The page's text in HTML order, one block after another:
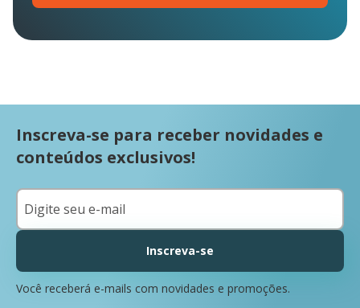
Inscreva-se para receber novidades e
conteúdos exclusivos!
Inscreva-se
Você receberá e-mails com novidades e promoções.